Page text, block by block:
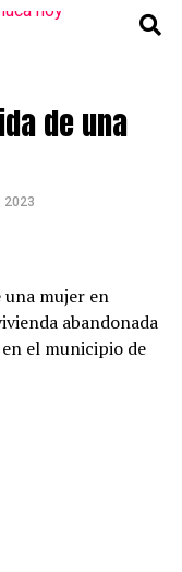
de una
2023
una mujer en
abandonada
el municipio de